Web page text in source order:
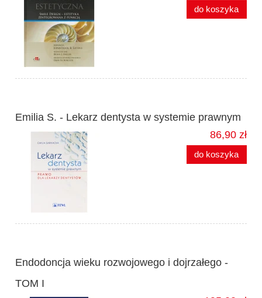
do koszyka
Emilia S. - Lekarz dentysta w systemie prawnym
86,90 zł
do koszyka
Endodoncja wieku rozwojowego i dojrzałego -
TOM I